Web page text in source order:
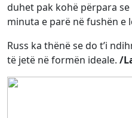
duhet pak kohë përpara
minuta e parë në fushën e
Russ ka thënë se do t’i
të jetë në formën ideale. /